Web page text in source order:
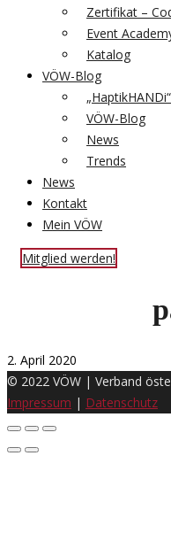
Zertifikat –
Event
Katalog
VÖW-Blog
„HaptikHANDi“
VÖW-Blog
News
Trends
News
Kontakt
Mein VÖW
Mitglied werden!
2. April 2020
© 2022 VÖW | Verband
Impressum | Datenschutz